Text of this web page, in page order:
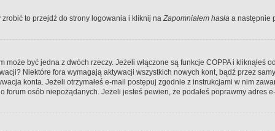
zrobić to przejdź do strony logowania i kliknij naZapomniałem hasła a następnie
być jedna z dwóch rzeczy. Jeżeli włączone są funkcje COPPA i kliknąłeś
Niektóre fora wymagają aktywacji wszystkich nowych kont, bądź przez
konta. Jeżeli otrzymałeś e-mail postępuj zgodnie z instrukcjami w nim
forum osób niepożądanych. Jeżeli jesteś pewien, że podałeś poprawmy adres